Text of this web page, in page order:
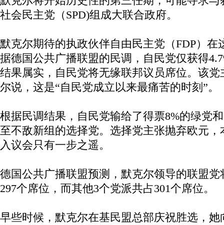
社会民主党（SPD)组成大联合政府。
默克尔期待的执政伙伴自由民主党（FDP）在
据德国公共广播联盟的民调，自民党仅获得
结果属实，自民党将无缘联邦议员席位。该党
尔说，这是“自民党成立以来最痛苦的时刻”。
根据民调结果，自民党输给了得票8%的绿党
至不敌新组的选择党。选择党主张抛弃欧元，
入议会只有一步之遥。
德国公共广播联盟预测，默克尔领导的联盟
297个席位，而其他3个党派共占301个席位。
早些时候，默克尔在基民盟总部庆祝胜选，